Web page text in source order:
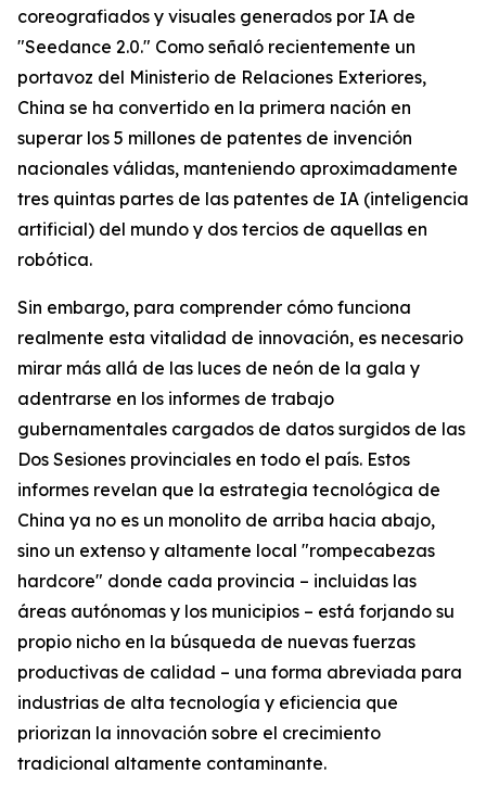
coreografiados y visuales generados por IA de
"Seedance 2.0." Como señaló recientemente un
portavoz del Ministerio de Relaciones Exteriores,
China se ha convertido en la primera nación en
superar los 5 millones de patentes de invención
nacionales válidas, manteniendo aproximadamente
tres quintas partes de las patentes de IA (inteligencia
artificial) del mundo y dos tercios de aquellas en
robótica.
Sin embargo, para comprender cómo funciona
realmente esta vitalidad de innovación, es necesario
mirar más allá de las luces de neón de la gala y
adentrarse en los informes de trabajo
gubernamentales cargados de datos surgidos de las
Dos Sesiones provinciales en todo el país. Estos
informes revelan que la estrategia tecnológica de
China ya no es un monolito de arriba hacia abajo,
sino un extenso y altamente local "rompecabezas
hardcore" donde cada provincia – incluidas las
áreas autónomas y los municipios – está forjando su
propio nicho en la búsqueda de nuevas fuerzas
productivas de calidad – una forma abreviada para
industrias de alta tecnología y eficiencia que
priorizan la innovación sobre el crecimiento
tradicional altamente contaminante.